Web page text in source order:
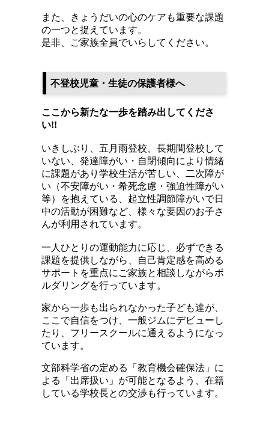
また、きょうだいの心のケアも重要な課題
の一つと捉えています。
是非、ご家族全員でいらしてください。
不登校児童・生徒の保護者様へ
ここから新たな一歩を踏み出してくださ
い!!
いきしぶり、五月雨登校、長期間登校して
いない、発達障がい・自閉傾向により情緒
に課題があり学校生活が苦しい、二次障が
い（不安障がい・希死念慮・強迫性障がい
等）を抱えている、起立性調節障がいで日
中の活動が困難など、様々な要因のお子さ
んが利用されています。
一人ひとりの運動能力に応じ、必ずできる
課題を提供しながら、自己肯定感を高める
サポートを重点にご家族と相談しながらボ
ルダリングを行っています。
家から一歩も出られなかった子ども達が、
ここで自信をつけ、一般ジムにデビューし
たり、フリースクールに通えるようになっ
ています。
文部科学省の定める「教育機会確保法」に
よる「出席扱い」が可能となるよう、在籍
している学校長との交渉も行っています。